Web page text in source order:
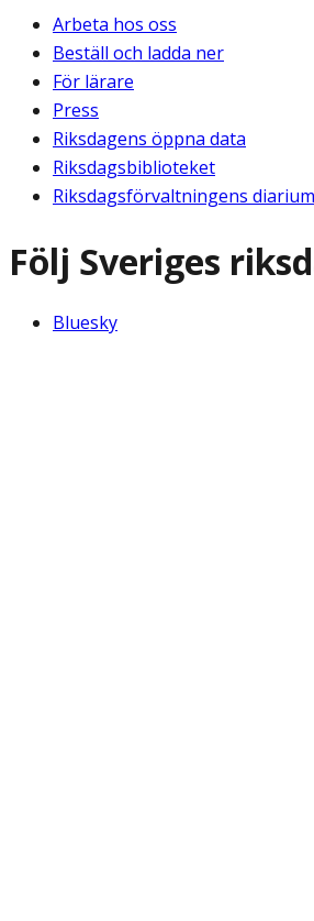
Arbeta hos oss
Beställ och ladda ner
För lärare
Press
Riksdagens öppna data
Riksdagsbiblioteket
Riksdagsförvaltningens diarium
Följ Sveriges
Bluesky